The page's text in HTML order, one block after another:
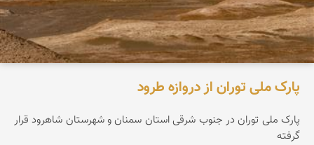
پارک ملی توران از دروازه طرود
پارک ملی توران در جنوب شرقی استان سمنان و شهرستان شاهرود قرار
گرفته